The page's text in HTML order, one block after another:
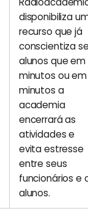
disponibiliza
recurso que já
conscientiza
alunos que em
minutos ou em
minutos a
academia
encerrará as
atividades e
evita estresse
entre seus
funcionários e
alunos.